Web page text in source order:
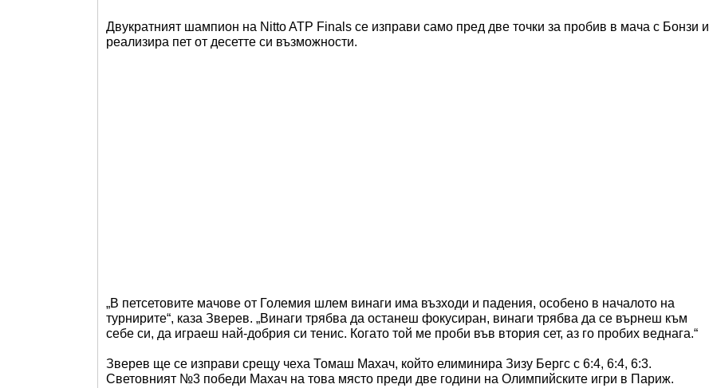
Двукратният шампион на Nitto ATP Finals се изправи само пред две точки за пробив в мача с Бонзи и
реализира пет от десетте си възможности.
„В петсетовите мачове от Големия шлем винаги има възходи и падения, особено в началото на
турнирите“, каза Зверев. „Винаги трябва да останеш фокусиран, винаги трябва да се върнеш към
себе си, да играеш най-добрия си тенис. Когато той ме проби във втория сет, аз го пробих веднага.“
Зверев ще се изправи срещу чеха Томаш Махач, който елиминира Зизу Бергс с 6:4, 6:4, 6:3.
Световният №3 победи Махач на това място преди две години на Олимпийските игри в Париж.